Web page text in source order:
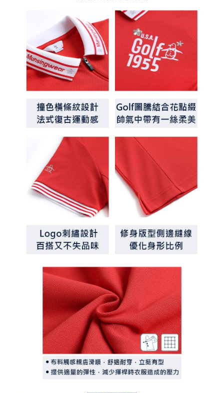
お支払期限は、ショップが請求した期日と、AFTEEで延長できる日数をも
とに計算されます。AFTEEで注文すると、商品を受け取るまで支払い期限
を延長できますが、商品を期限内に受け取れない場合があります（例：予
約商品や商品到着日が比較的遅い商品）。そのため、商品到着の有無に関
わらず、AFTEEで指定された期限内にお支払いください。
二、支払い限度額
1.初回 AFTEEを ご利用の際に、認証結果及び当社の審査の結果に基づ
き、限度額が設定されます。
2.決済金額は最低NT$20です。
3.現在、台湾の会員のみご利用いただけます。
三、利用規約「AFTEE代金後払い」（以下当サービスという）はネットプ
ます。当サービスご利用の際に提供しなければならない個人情報（注文者
の氏名、電話番号、受取人の氏名、電話番号、受取人住所を含むがこれに
限らない）は、AFTEEに渡され当サービスで必要な範囲内で利用されま
す。AFTEEの個人情報の収集、処理、利用について、詳細はAFTEE公式ホ
ームページの『個人情報の収集、処理及び利用に関する声明』をご参照く
ださい（https://aftee.tw/privacypolicy/ ）。
AFTEEの初回ご利用の際に、審査を通過すれば、最高額がNT$10,000にな
ります。支払い期限を過ぎた場合、その金額に基づいて年利20%の遅延滞
納金が加算されます。未成年の利用者は、事前に法定代理人または後見人
の同意を得ればAFTEEをご利用いただけます。
個人情報の処理、利用について疑問がある、または関連する法律の権利を
てAFTEEにご提供いただく、またはAFTEEにあなたの個人情報の収集、処
理、利用を許可することににご同意いただけない場合は、当サービスを選
択しないでください。
7-11取貨付款
送料無料
付款後7-11取貨
送料無料